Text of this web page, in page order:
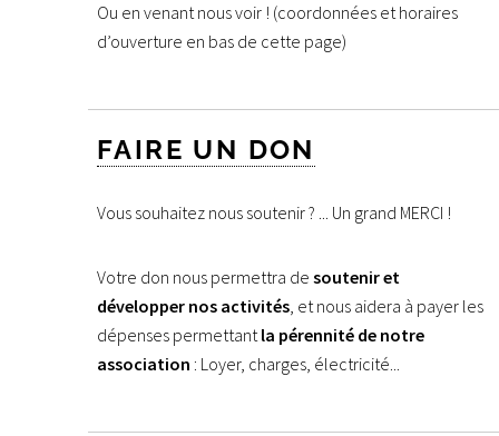
Ou en venant nous voir ! (coordonnées et horaires
d’ouverture en bas de cette page)
FAIRE UN DON
Vous souhaitez nous soutenir ? ... Un grand MERCI !
Votre don nous permettra de soutenir et
développer nos activités, et nous aidera à payer les
dépenses permettantla pérennité de notre
association : Loyer, charges, électricité...